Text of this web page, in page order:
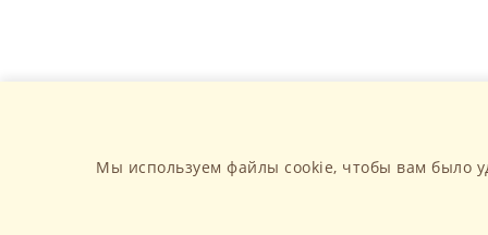
Мы используем файлы cookie, чтобы вам было